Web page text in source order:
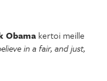
Obama kertoi meille
in a fair, and just,